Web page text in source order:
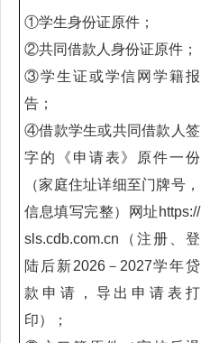
①学生身份证原件；
②共同借款人身份证原件；
③学生证或学信网学籍报
告；
④借款学生或共同借款人签
字的《申请表》原件一份
（家庭住址详细至门牌号，
信息填写完整）网址https://
sls.cdb.com.cn（注册、登
陆后新2026－2027学年贷
款申请，导出申请表打
印）；